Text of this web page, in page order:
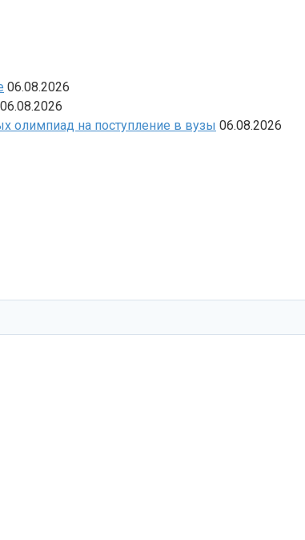
06.08.2026
06.08.2026
олимпиад на поступление в вузы 06.08.2026